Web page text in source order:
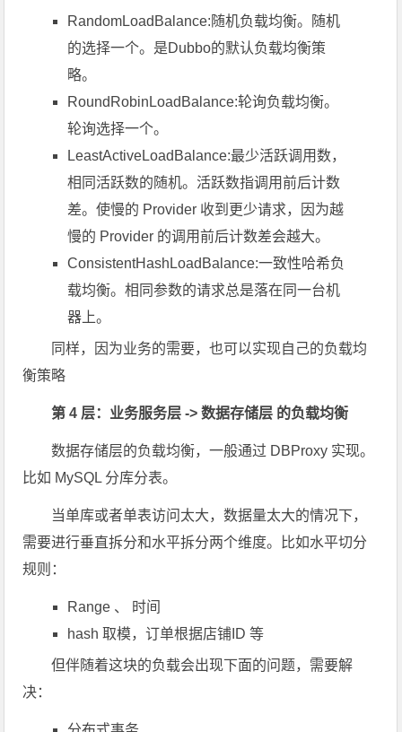
RandomLoadBalance:随机负载均衡。随机
的选择一个。是Dubbo的默认负载均衡策
略。
RoundRobinLoadBalance:轮询负载均衡。
轮询选择一个。
LeastActiveLoadBalance:最少活跃调用数，
相同活跃数的随机。活跃数指调用前后计数
差。使慢的 Provider 收到更少请求，因为越
慢的 Provider 的调用前后计数差会越大。
ConsistentHashLoadBalance:一致性哈希负
载均衡。相同参数的请求总是落在同一台机
器上。
同样，因为业务的需要，也可以实现自己的负载均
衡策略
第 4 层：业务服务层 -> 数据存储层 的负载均衡
数据存储层的负载均衡，一般通过 DBProxy 实现。
比如 MySQL 分库分表。
当单库或者单表访问太大，数据量太大的情况下，
需要进行垂直拆分和水平拆分两个维度。比如水平切分
规则：
Range 、 时间
hash 取模，订单根据店铺ID 等
但伴随着这块的负载会出现下面的问题，需要解
决：